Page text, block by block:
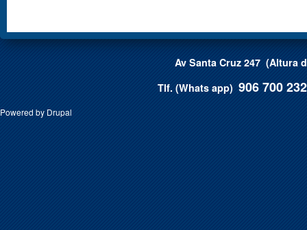
Av Santa Cruz 247 (Altura
Tlf. (Whats app) 906 700 232
Powered by Drupal